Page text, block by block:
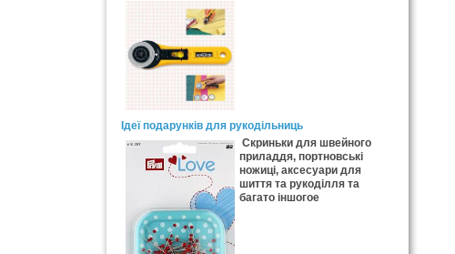
Ідеї подарунків для рукодільниць
Скриньки для швейного
приладдя, портновські
ножиці, аксесуари для
шиття та рукоділля та
багато іншогое